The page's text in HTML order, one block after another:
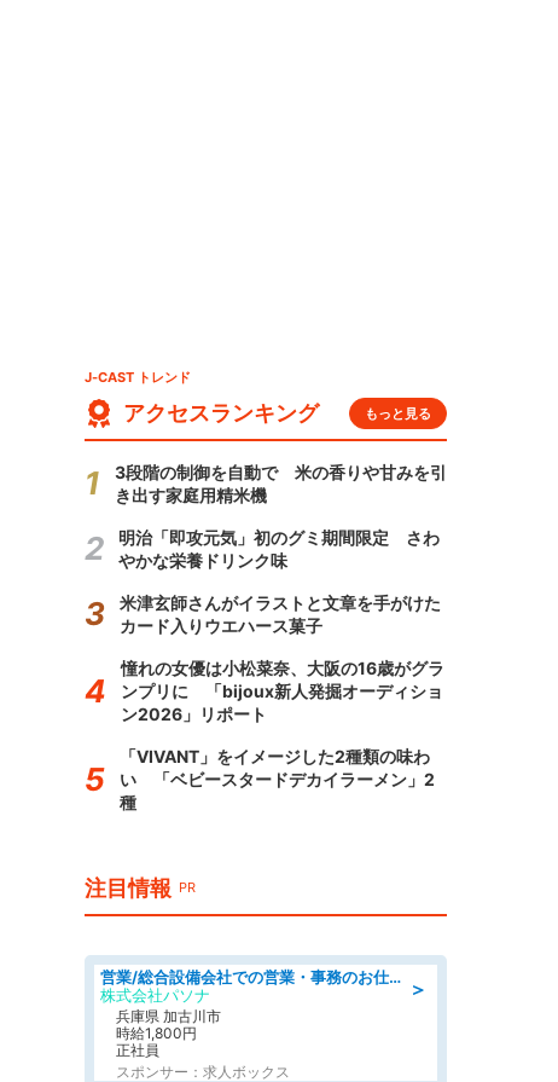
J-CAST トレンド
アクセスランキング もっと見る
3段階の制御を自動で 米の香りや甘みを引
き出す家庭用精米機
明治「即攻元気」初のグミ期間限定 さわ
やかな栄養ドリンク味
米津玄師さんがイラストと文章を手がけた
カード入りウエハース菓子
憧れの女優は小松菜奈、大阪の16歳がグラ
ンプリに 「bijoux新人発掘オーディショ
ン2026」リポート
「VIVANT」をイメージした2種類の味わ
い 「ベビースタードデカイラーメン」2
種
注目情報 PR
＞
営業/総合設備会社での営業・事務のお仕事/即日勤務可/車通勤可/営業/営業事務
株式会社パソナ
兵庫県 加古川市
時給1,800円
正社員
スポンサー：求人ボックス